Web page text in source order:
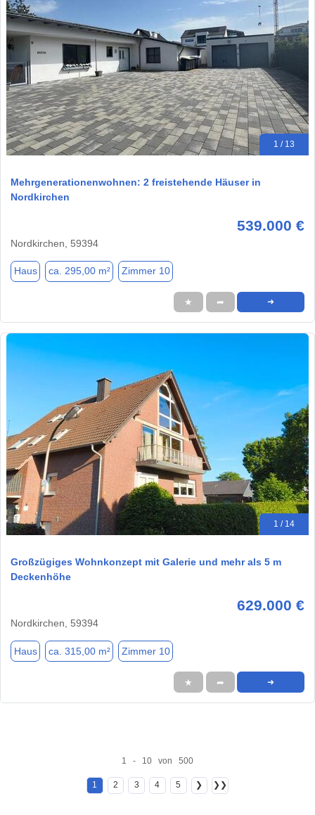
1 / 13
Mehrgenerationenwohnen: 2 freistehende Häuser in
Nordkirchen
539.000 €
Nordkirchen, 59394
Haus ca. 295,00 m² Zimmer 10
★ ➦ ➜
1 / 14
Großzügiges Wohnkonzept mit Galerie und mehr als 5 m
Deckenhöhe
629.000 €
Nordkirchen, 59394
Haus ca. 315,00 m² Zimmer 10
★ ➦ ➜
1 - 10 von 500
1 2 3 4 5 ❯ ❯❯